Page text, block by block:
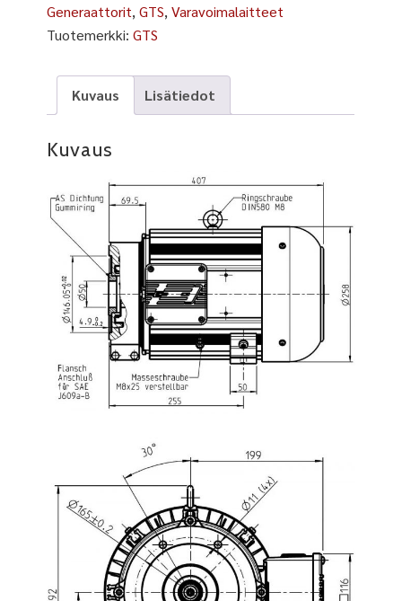
Generaattorit,GTS,Varavoimalaitteet
Tuotemerkki:GTS
Kuvaus Lisätiedot
Kuvaus